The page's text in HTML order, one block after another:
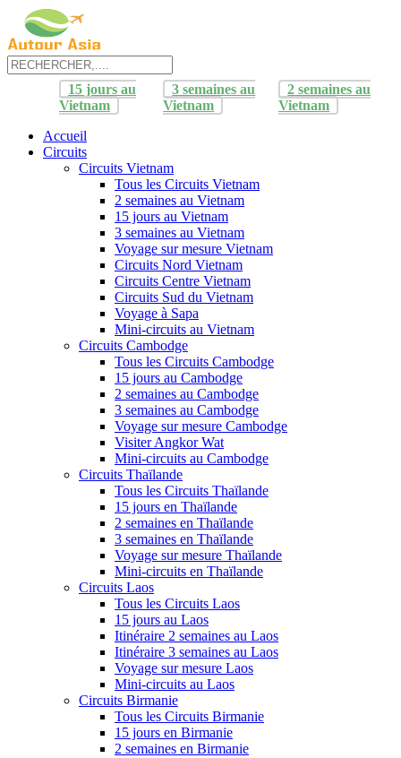
15 jours au
Vietnam
3 semaines au
Vietnam
2 semaines au
Vietnam
Accueil
Circuits
Circuits Vietnam
Tous les Circuits Vietnam
2 semaines au Vietnam
15 jours au Vietnam
3 semaines au Vietnam
Voyage sur mesure Vietnam
Circuits Nord Vietnam
Circuits Centre Vietnam
Circuits Sud du Vietnam
Voyage à Sapa
Mini-circuits au Vietnam
Circuits Cambodge
Tous les Circuits Cambodge
15 jours au Cambodge
2 semaines au Cambodge
3 semaines au Cambodge
Voyage sur mesure Cambodge
Visiter Angkor Wat
Mini-circuits au Cambodge
Circuits Thaïlande
Tous les Circuits Thaïlande
15 jours en Thaïlande
2 semaines en Thaïlande
3 semaines en Thaïlande
Voyage sur mesure Thaïlande
Mini-circuits en Thaïlande
Circuits Laos
Tous les Circuits Laos
15 jours au Laos
Itinéraire 2 semaines au Laos
Itinéraire 3 semaines au Laos
Voyage sur mesure Laos
Mini-circuits au Laos
Circuits Birmanie
Tous les Circuits Birmanie
15 jours en Birmanie
2 semaines en Birmanie